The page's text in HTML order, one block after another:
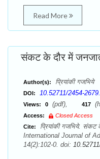
Read More
संकट के दौर में
Author(s): प्रियांकी गजभिये
DOI: 10.52711/2454-
Views: 0 (pdf), 417
Access:
Closed Access
Cite:
प्रियांकी गजभिये. संकट
International Journal of
14(2):102-0. doi: